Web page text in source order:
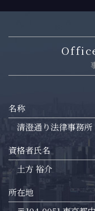
名称
清澄通り法律事務所
資格者氏名
土方 裕介
所在地